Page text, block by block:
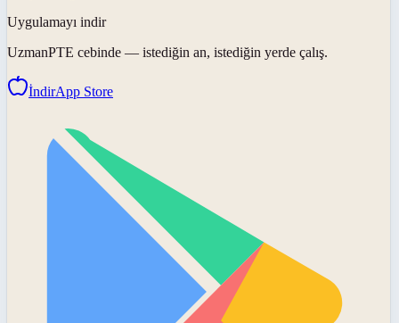
Uygulamayı indir
UzmanPTE cebinde — istediğin an, istediğin yerde çalış.
İndirApp Store